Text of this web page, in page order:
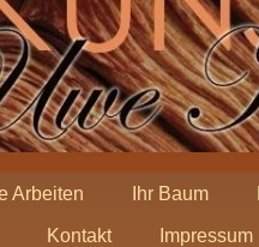
Arbeiten Ihr Baum
Kontakt Impressum